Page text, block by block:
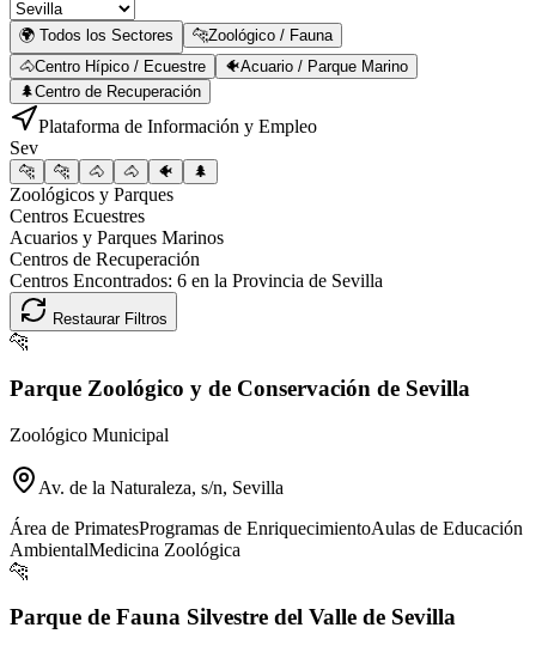
🌍 Todos los Sectores 🐆Zoológico / Fauna
🐴Centro Hípico / Ecuestre 🐠Acuario / Parque Marino
🌲Centro de Recuperación
Plataforma de Información y Empleo
Sev
🐆 🐆 🐴 🐴 🐠 🌲
Zoológicos y Parques
Centros Ecuestres
Acuarios y Parques Marinos
Centros de Recuperación
Centros Encontrados: 6 en la Provincia de Sevilla
Restaurar Filtros
🐆
Parque Zoológico y de Conservación de Sevilla
Zoológico Municipal
Av. de la Naturaleza, s/n, Sevilla
Área de PrimatesProgramas de EnriquecimientoAulas de Educación
AmbientalMedicina Zoológica
🐆
Parque de Fauna Silvestre del Valle de Sevilla